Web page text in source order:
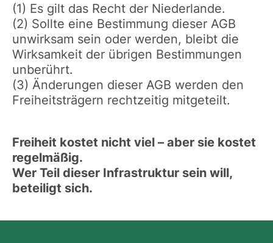
(1) Es gilt das Recht der Niederlande.
(2) Sollte eine Bestimmung dieser AGB
unwirksam sein oder werden, bleibt die
Wirksamkeit der übrigen Bestimmungen
unberührt.
(3) Änderungen dieser AGB werden den
Freiheitsträgern rechtzeitig mitgeteilt.
Freiheit kostet nicht viel – aber sie kostet
regelmäßig.
Wer Teil dieser Infrastruktur sein will,
beteiligt sich.